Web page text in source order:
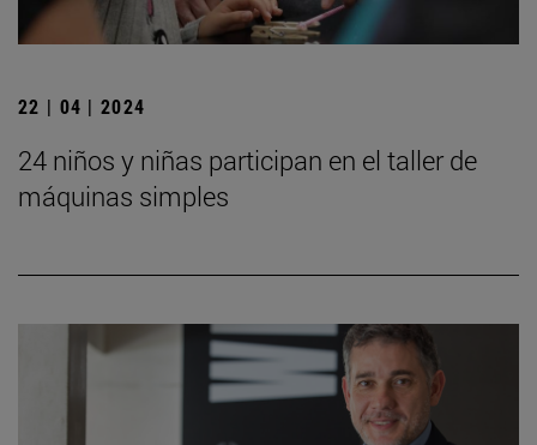
22 | 04 | 2024
24 niños y niñas participan en el taller de
máquinas simples